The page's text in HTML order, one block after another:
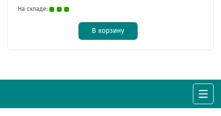
На складе:
В корзину